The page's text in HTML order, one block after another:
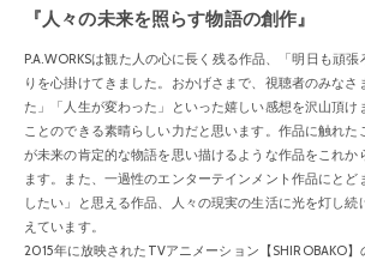
『人々の未来を照らす物語の創作』
P.A.WORKSは観た人の心に長く残る作品、「明日も頑張
りを心掛けてきました。おかげさまで、視聴者のみなさ
た」「人生が変わった」といった嬉しい感想を沢山頂け
ことのできる素晴らしい力だと思います。作品に触れた
が未来の肯定的な物語を思い描けるような作品をこれか
ます。また、一過性のエンターテインメント作品にとど
したい」と思える作品、人々の現実の生活に光を灯し続
えています。
2015年に放映されたTVアニメーション【SHIROBAKO